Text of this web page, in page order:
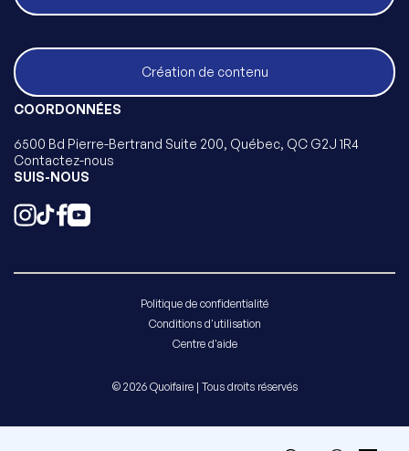
Création de contenu
COORDONNÉES
6500 Bd Pierre-Bertrand Suite 200, Québec, QC G2J 1R4
Contactez-nous
SUIS-NOUS
Politique de confidentialité
Conditions d'utilisation
Centre d'aide
© 2026 Quoifaire | Tous droits réservés